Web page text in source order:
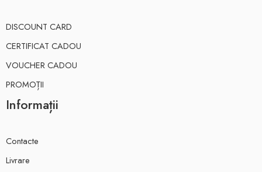
DISCOUNT CARD
CERTIFICAT CADOU
VOUCHER CADOU
PROMOȚII
Informații
Contacte
Livrare